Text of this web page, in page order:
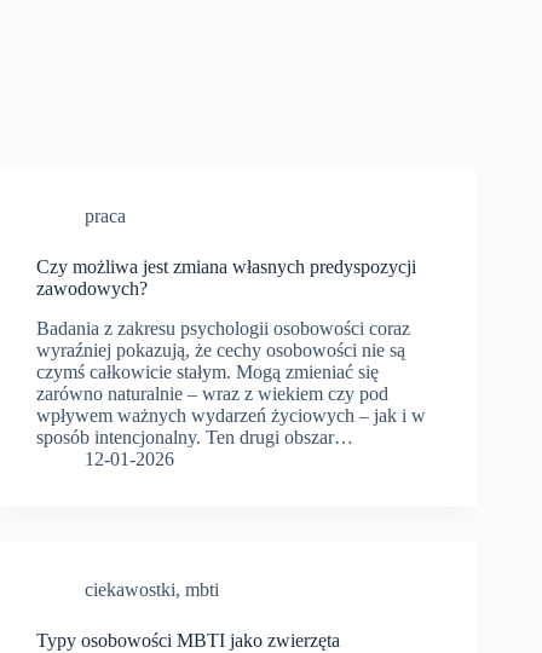
praca
Czy możliwa jest zmiana własnych predyspozycji
zawodowych?
Badania z zakresu psychologii osobowości coraz
wyraźniej pokazują, że cechy osobowości nie są
czymś całkowicie stałym. Mogą zmieniać się
zarówno naturalnie – wraz z wiekiem czy pod
wpływem ważnych wydarzeń życiowych – jak i w
sposób intencjonalny. Ten drugi obszar…
12-01-2026
ciekawostki, mbti
Typy osobowości MBTI jako zwierzęta